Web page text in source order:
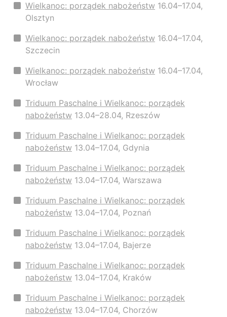
Wielkanoc: porządek nabożeństw 16.04–17.04,
Olsztyn
Wielkanoc: porządek nabożeństw 16.04–17.04,
Szczecin
Wielkanoc: porządek nabożeństw 16.04–17.04,
Wrocław
Triduum Paschalne i Wielkanoc: porządek
nabożeństw 13.04–28.04, Rzeszów
Triduum Paschalne i Wielkanoc: porządek
nabożeństw 13.04–17.04, Gdynia
Triduum Paschalne i Wielkanoc: porządek
nabożeństw 13.04–17.04, Warszawa
Triduum Paschalne i Wielkanoc: porządek
nabożeństw 13.04–17.04, Poznań
Triduum Paschalne i Wielkanoc: porządek
nabożeństw 13.04–17.04, Bajerze
Triduum Paschalne i Wielkanoc: porządek
nabożeństw 13.04–17.04, Kraków
Triduum Paschalne i Wielkanoc: porządek
nabożeństw 13.04–17.04, Chorzów